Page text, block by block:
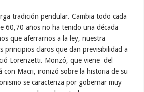
tradición pendular. Cambia todo cada
60,70 años no ha tenido una década
que aferrarnos a la ley, nuestra
principios claros que dan previsibilidad a
Lorenzetti. Monzó, que viene del
con Macri, ironizó sobre la historia de su
se caracteriza por gobernar muy